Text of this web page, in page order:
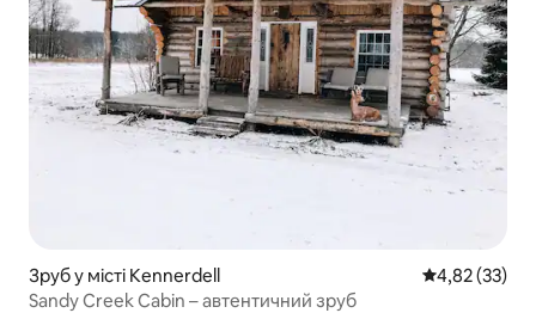
Зруб у місті Kennerdell Середня
4,82 (33)
Sandy Creek Cabin – автентичний зруб